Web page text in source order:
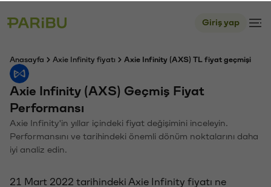
Giriş yap
Anasayfa Axie Infinity fiyatı Axie Infinity (AXS) TL fiyat geçmişi
Axie Infinity (AXS) Geçmiş Fiyat
Performansı
Axie Infinity'in yıllar içindeki fiyat değişimini inceleyin.
Performansını ve tarihindeki önemli dönüm noktalarını daha
iyi analiz edin.
21 Mart 2022 tarihindeki Axie Infinity fiyatı ne